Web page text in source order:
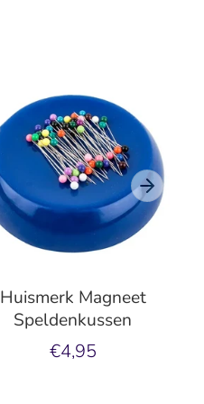
Huismerk Magneet
Speldenkussen
€4,95